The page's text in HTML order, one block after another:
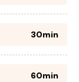
30min
60min